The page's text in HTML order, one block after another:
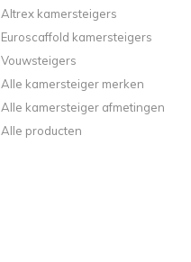
Altrex kamersteigers
Euroscaffold kamersteigers
Vouwsteigers
Alle kamersteiger merken
Alle kamersteiger afmetingen
Alle producten